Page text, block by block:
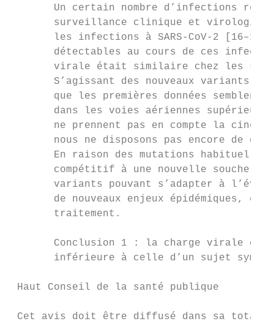
Un certain nombre d’infections
surveillance clinique et
les infections à SARS-CoV-2
détectables au cours de ces
virale était similaire chez les
S’agissant des nouveaux variants
que les premières données semblent
dans les voies aériennes
ne prennent pas en compte la
nous ne disposons pas encore de
En raison des mutations
compétitif à une nouvelle souche,
variants pouvant s’adapter à
de nouveaux enjeux épidémiques, et
       traitement.
Conclusion 1 : la charge virale
inférieure à celle d’un sujet
Haut Conseil de la santé publique
Cet avis doit être diffusé dans sa